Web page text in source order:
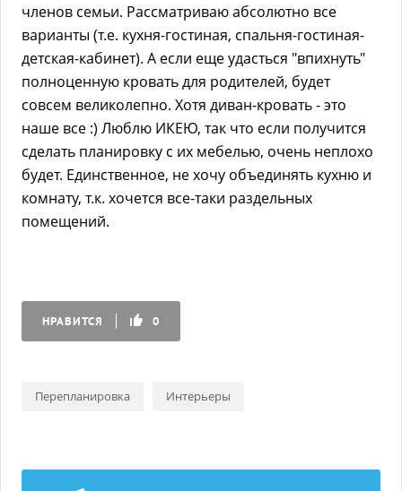
членов семьи. Рассматриваю абсолютно все
варианты (т.е. кухня-гостиная, спальня-гостиная-
детская-кабинет). А если еще удасться "впихнуть"
полноценную кровать для родителей, будет
совсем великолепно. Хотя диван-кровать - это
наше все :) Люблю ИКЕЮ, так что если получится
сделать планировку с их мебелью, очень неплохо
будет. Единственное, не хочу объединять кухню и
комнату, т.к. хочется все-таки раздельных
помещений.
НРАВИТСЯ 0
Перепланировка Интерьеры